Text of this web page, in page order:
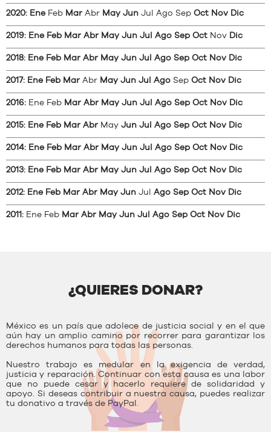
2020: Ene Feb Mar Abr May Jun Jul Ago Sep Oct Nov Dic
2019: Ene Feb Mar Abr May Jun Jul Ago Sep Oct Nov Dic
2018: Ene Feb Mar Abr May Jun Jul Ago Sep Oct Nov Dic
2017: Ene Feb Mar Abr May Jun Jul Ago Sep Oct Nov Dic
2016: Ene Feb Mar Abr May Jun Jul Ago Sep Oct Nov Dic
2015: Ene Feb Mar Abr May Jun Jul Ago Sep Oct Nov Dic
2014: Ene Feb Mar Abr May Jun Jul Ago Sep Oct Nov Dic
2013: Ene Feb Mar Abr May Jun Jul Ago Sep Oct Nov Dic
2012: Ene Feb Mar Abr May Jun Jul Ago Sep Oct Nov Dic
2011: Ene Feb Mar Abr May Jun Jul Ago Sep Oct Nov Dic
¿QUIERES DONAR?
México es un país que adolece de justicia social y en el que
aún hay un amplio camino por recorrer para garantizar los
derechos humanos para todas las personas.
Nuestro trabajo es medular en la exigencia de verdad,
justicia y reparación. Continuar con esta causa es una labor
que no puede cesar y hacerlo requiere de solidaridad y
apoyo. Si deseas contribuir a nuestra causa, puedes realizar
tu donativo a través de PayPal.